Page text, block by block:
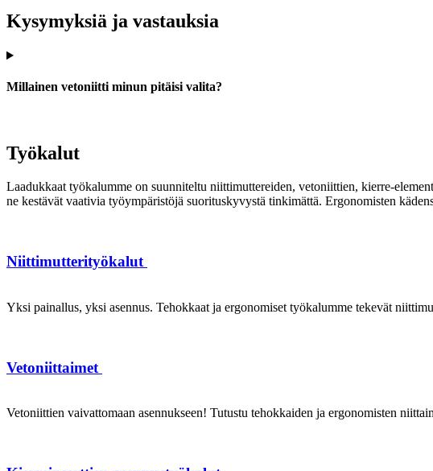
Kysymyksiä ja vastauksia
Millainen vetoniitti minun pitäisi valita?
Työkalut
Laadukkaat työkalumme on suunniteltu niittimuttereiden, vetoniittien, kierre-
ne kestävät vaativia työympäristöjä suorituskyvystä tinkimättä. Ergonomisten
Niittimutterityökalut
Yksi painallus, yksi asennus. Tehokkaat ja ergonomiset työkalumme tekevät
Vetoniittaimet
Vetoniittien vaivattomaan asennukseen! Tutustu tehokkaiden ja ergonomisten